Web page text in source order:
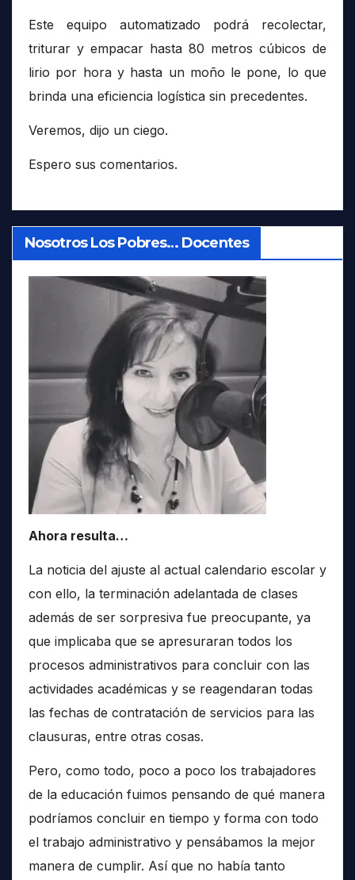
Este equipo automatizado podrá recolectar,
triturar y empacar hasta 80 metros cúbicos de
lirio por hora y hasta un moño le pone, lo que
brinda una eficiencia logística sin precedentes.
Veremos, dijo un ciego.
Espero sus comentarios.
Nosotros Los Pobres… Docentes
Ahora resulta…
La noticia del ajuste al actual calendario escolar y
con ello, la terminación adelantada de clases
además de ser sorpresiva fue preocupante, ya
que implicaba que se apresuraran todos los
procesos administrativos para concluir con las
actividades académicas y se reagendaran todas
las fechas de contratación de servicios para las
clausuras, entre otras cosas.
Pero, como todo, poco a poco los trabajadores
de la educación fuimos pensando de qué manera
podríamos concluir en tiempo y forma con todo
el trabajo administrativo y pensábamos la mejor
manera de cumplir. Así que no había tanto